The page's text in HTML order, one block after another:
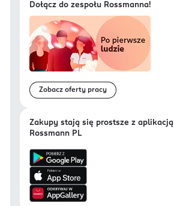
Dołącz do zespołu Rossmanna!
Zobacz oferty pracy
Zakupy stają się prostsze z aplikacją
Rossmann PL